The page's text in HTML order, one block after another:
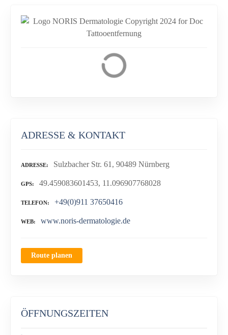
ADRESSE & KONTAKT
ADRESSE Sulzbacher Str. 61, 90489 Nürnberg
GPS 49.459083601453, 11.096907768028
TELEFON +49(0)911 37650416
WEB www.noris-dermatologie.de
Route planen
ÖFFNUNGSZEITEN